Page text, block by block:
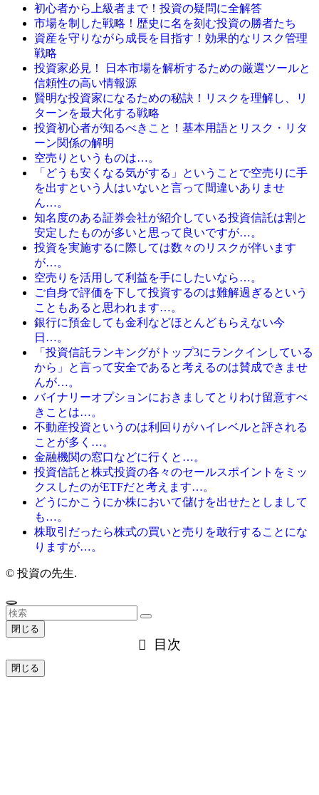
初心者から上級者まで！投資の疑問に全解答
市場を制した戦略！歴史に名を刻む投資の勝者たち
資産を守りながら成長を目指す！効果的なリスク管理
戦略
投資家必見！ 日本市場を解析するための厳選ツールと
信頼性の高い情報源
賢明な投資家になるための秘訣！リスクを理解し、リ
ターンを最大化する戦略
投資初心者が知るべきこと！基本用語とリスク・リタ
ーン関係の解明
空売りというものは…。
「どうも安くなる気がする」ということで空売りに手
を出すという人はいないと言って間違いありませ
ん…。
知名度のある証券会社が紹介している投資信託は割と
安定したものが多いと思って良いですが…。
投資を実施するに際しては数々のリスクが伴います
が…。
空売りを活用して利益を手にしたいなら…。
ご自身で評価を下して投資するのは難解過ぎるという
こともあると思われます…。
銀行に預金しても金利などほとんどもらえない今
日…。
「投資信託ランキングがトップ3にランクインしている
から」と言って安全であると考えるのは賛成できませ
んが…。
バイナリーオプションにおきましてとりわけ留意すべ
きことは…。
不動産投資というのは利回りがハイレベルと評される
ことが多く…。
金融機関の窓口などに行くと…。
投資信託と株式投資の各々のセールスポイントをミッ
クスしたのがETFだと考えます…。
どうにかこうにか株において儲けを出せたとしまして
も…。
株取引だったら株式の買いと売りを敢行することにな
りますが…。
© 投資の先生.
閉じる
目次
閉じる